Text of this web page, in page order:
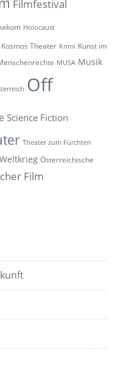
Filmfestival
Holocaust
Kosmos Theater Krimi Kunst im
MUSA Musik
Off
Science Fiction
Theater zum Fürchten
Österreichische
Film